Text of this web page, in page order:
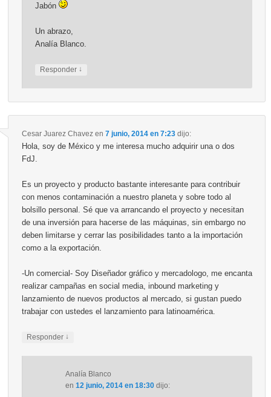
Jabón
Un abrazo,
Analía Blanco.
Responder ↓
Cesar Juarez Chavezen 7 junio, 2014 en 7:23 dijo:
Hola, soy de México y me interesa mucho adquirir una o dos
FdJ.
Es un proyecto y producto bastante interesante para contribuir
con menos contaminación a nuestro planeta y sobre todo al
bolsillo personal. Sé que va arrancando el proyecto y necesitan
de una inversión para hacerse de las máquinas, sin embargo no
deben limitarse y cerrar las posibilidades tanto a la importación
como a la exportación.
-Un comercial- Soy Diseñador gráfico y mercadologo, me encanta
realizar campañas en social media, inbound marketing y
lanzamiento de nuevos productos al mercado, si gustan puedo
trabajar con ustedes el lanzamiento para latinoamérica.
Responder ↓
Analía Blanco
en 12 junio, 2014 en 18:30 dijo: